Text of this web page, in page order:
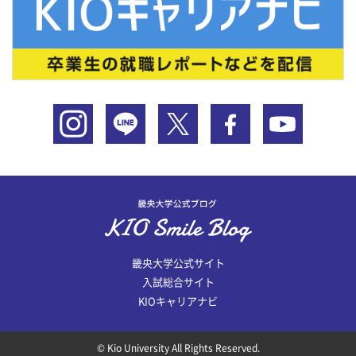
畿央大学公式サイト
入試総合サイト
KIOキャリアナビ
© Kio University All Rights Reserved.